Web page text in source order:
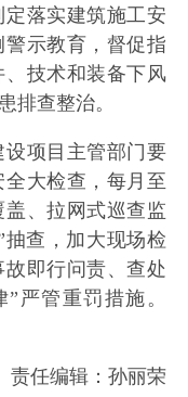
落实建筑施工安
示教育，督促指
技术和装备下风
排查整治。
项目主管部门要
大检查，每月至
、拉网式巡查监
查，加大现场检
即行问责、查处
严管重罚措施。
责任编辑：孙丽荣